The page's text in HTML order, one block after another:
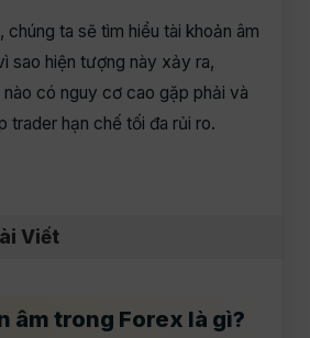
chúng ta sẽ tìm hiểu tài khoản âm
sao hiện tượng này xảy ra,
có nguy cơ cao gặp phải và
trader hạn chế tối đa rủi ro.
Viết
âm trong Forex là gì?